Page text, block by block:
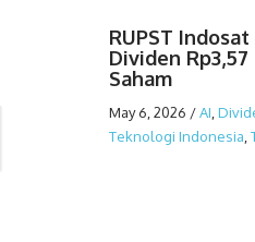
RUPST
Dividen
Saham
May 6, 2026 /AI,
Teknologi Indonesia,